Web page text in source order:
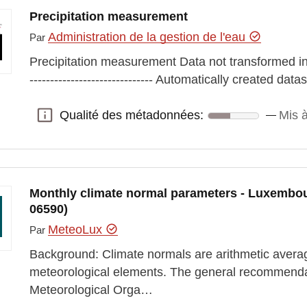
Precipitation measurement
ParAdministration de la gestion de l'eau
Precipitation measurement Data not transformed
------------------------------ Automatically created
Qualité des métadonnées:
Qualité des métadonnées: Mis
Monthly climate normal parameters -
06590)
Par MeteoLux
Background: Climate normals are arithmetic
meteorological elements. The general
Meteorological Orga…